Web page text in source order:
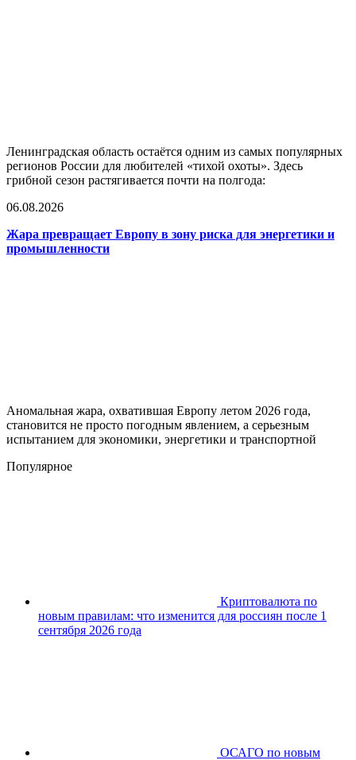
Ленинградская область остаётся одним из самых популярных
регионов России для любителей «тихой охоты». Здесь
грибной сезон растягивается почти на полгода:
06.08.2026
Жара превращает Европу в зону риска для энергетики и
промышленности
Аномальная жара, охватившая Европу летом 2026 года,
становится не просто погодным явлением, а серьезным
испытанием для экономики, энергетики и транспортной
Популярное
Криптовалюта по
новым правилам: что изменится для россиян после 1
сентября 2026 года
ОСАГО по новым